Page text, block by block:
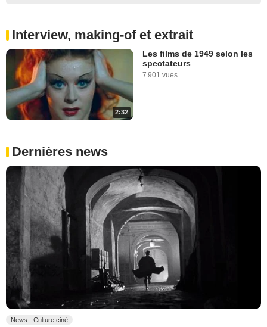
Interview, making-of et extrait
2:32
Les films de 1949 selon les
spectateurs
7 901 vues
Dernières news
News - Culture ciné